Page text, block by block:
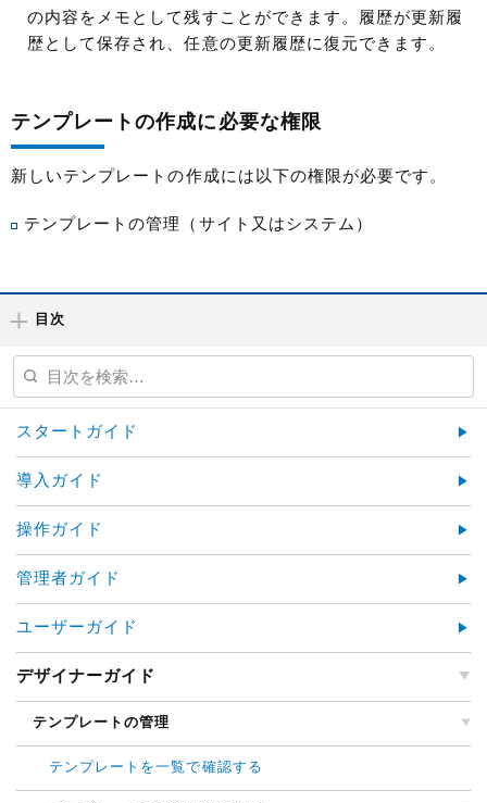
の内容をメモとして残すことができます。履歴が更新履
歴として保存され、任意の更新履歴に復元できます。
テンプレートの作成に必要な権限
新しいテンプレートの作成には以下の権限が必要です。
テンプレートの管理（サイト又はシステム）
目次
スタートガイド
導入ガイド
操作ガイド
管理者ガイド
ユーザーガイド
デザイナーガイド
テンプレートの管理
テンプレートを一覧で確認する